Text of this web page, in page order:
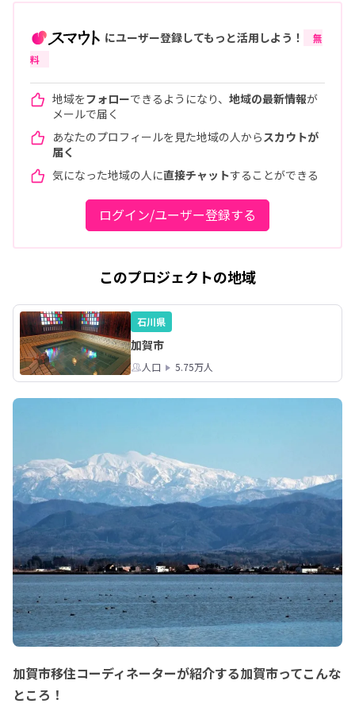
にユーザー登録してもっと活用しよう！
無
料
地域をフォローできるようになり、 地域の最新情報が
メールで届く
あなたのプロフィールを見た地域の人から スカウトが
届く
気になった地域の人に直接チャットすることができる
ログイン/ユーザー登録する
このプロジェクトの地域
石川県
加賀市
人口 5.75万人
加賀市移住コーディネーターが紹介する加賀市ってこんな
ところ！